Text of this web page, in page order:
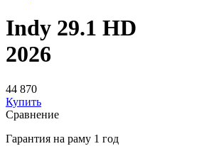
Indy 29.1 HD
2026
44 870
Купить
Сравнение
Гарантия на раму 1 год